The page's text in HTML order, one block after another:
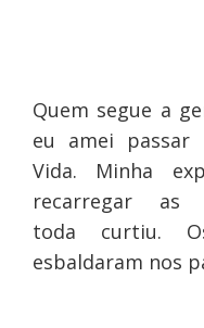
Quem segue a
eu amei passar
Vida. Minha
recarregar
toda curtiu.
esbaldaram nos